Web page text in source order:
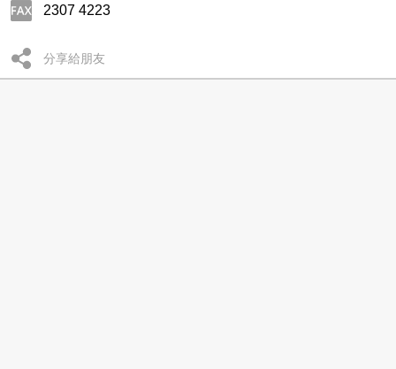
2307 4223
分享給朋友